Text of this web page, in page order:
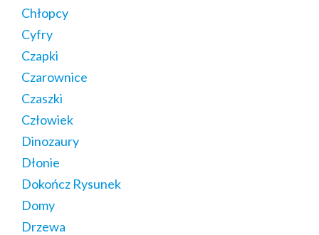
Chłopcy
Cyfry
Czapki
Czarownice
Czaszki
Człowiek
Dinozaury
Dłonie
Dokończ Rysunek
Domy
Drzewa